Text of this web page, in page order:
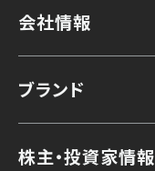
会社情報
ブランド
株主・投資家情報